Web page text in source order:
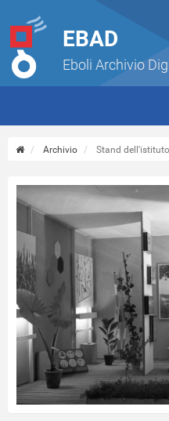
EBAD
Eboli Archivio
Archivio Stand